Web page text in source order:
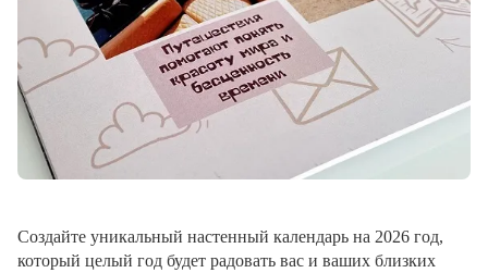
Создайте уникальный настенный календарь на 2026 год,
который целый год будет радовать вас и ваших близких